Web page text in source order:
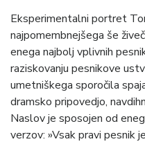
Eksperimentalni portret
najpomembnejšega še
enega najbolj vplivnih
raziskovanju pesnikove
umetniškega sporočila
dramsko pripovedjo,
Naslov je sposojen od
verzov: »Vsak pravi pesnik